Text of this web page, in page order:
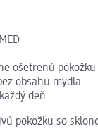
ošetrenú pokožku
obsahu mydla
deň
pokožku so